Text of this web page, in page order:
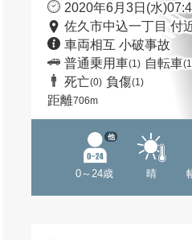
2020年6月3日(水
佐久市中込一丁目 付
車両相互 小破事故
普通乗用車(1) 自転車
死亡(0) 負傷(1)
距離706m
0～24歳
他
晴